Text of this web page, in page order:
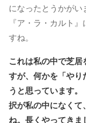
になったとうかが
『ア・ラ・カルト
すね。
これは私の中で芝
すが、何かを「やり
うと思っています
択が私の中になくて
ね。長くやってきま